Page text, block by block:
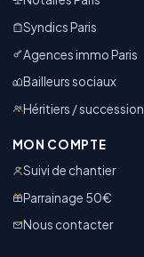
Syndics Paris
Agences immo Paris
Bailleurs sociaux
Héritiers / succession
MON COMPTE
Suivi de chantier
Parrainage 50€
Nous contacter